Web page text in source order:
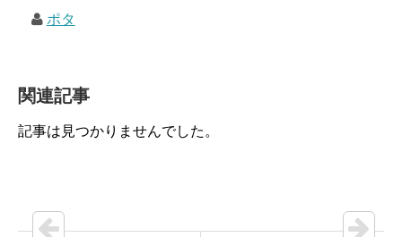
ポタ
関連記事
記事は見つかりませんでした。